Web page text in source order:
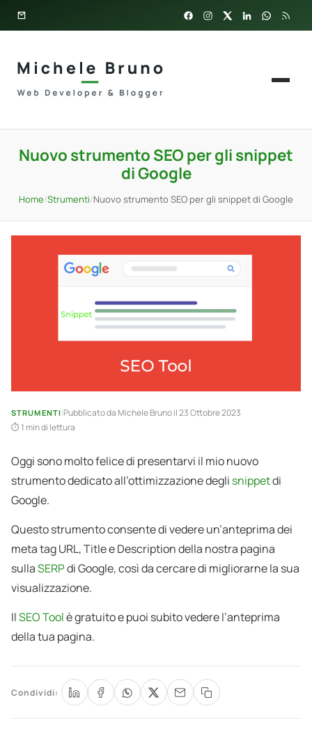
Nuovo strumento SEO per gli snippet
di Google
Home/Strumenti/Nuovo strumento SEO per gli snippet di Google
STRUMENTI|Pubblicato da Michele Brunoil 23 Ottobre 2023
1 min di lettura
Oggi sono molto felice di presentarvi il mio nuovo
strumento dedicato all’ottimizzazione degli snippetdi
Google.
Questo strumento consente di vedere un’anteprima dei
meta tag URL, Title e Description della nostra pagina
sullaSERPdi Google, così da cercare di migliorarne la sua
visualizzazione.
IlSEO Toolè gratuito e puoi subito vedere l’anteprima
della tua pagina.
Condividi: